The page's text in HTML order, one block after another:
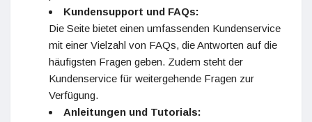
Kundensupport und FAQs:
Die Seite bietet einen umfassenden Kundenservice
mit einer Vielzahl von FAQs, die Antworten auf die
häufigsten Fragen geben. Zudem steht der
Kundenservice für weitergehende Fragen zur
Verfügung.
Anleitungen und Tutorials: